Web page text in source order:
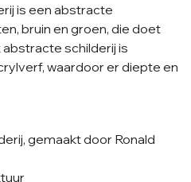
is een abstracte
bruin en groen, die doet
abstracte schilderij is
waardoor er diepte en
gemaakt door Ronald